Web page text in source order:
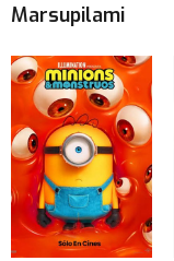
Marsupilami